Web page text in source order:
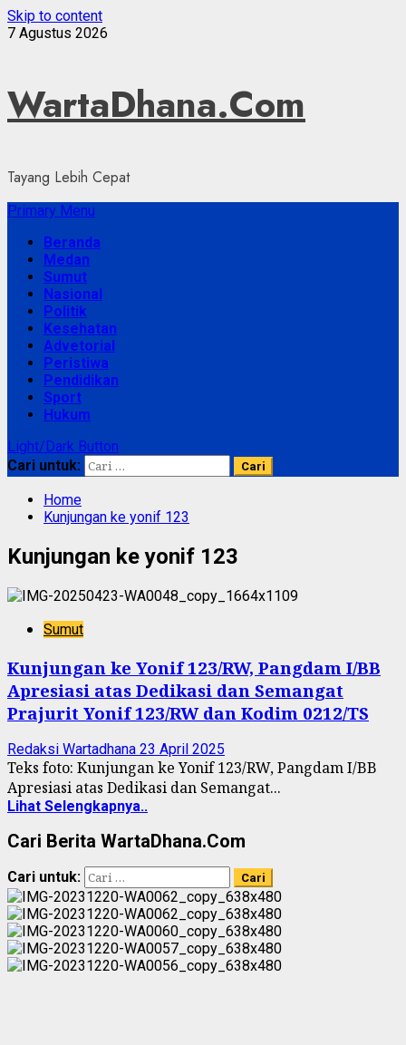
Skip to content
7 Agustus 2026
WartaDhana.Com
Tayang Lebih Cepat
Primary Menu
Beranda
Medan
Sumut
Nasional
Politik
Kesehatan
Advetorial
Peristiwa
Pendidikan
Sport
Hukum
Light/Dark Button
Cari untuk:
Home
Kunjungan ke yonif 123
Kunjungan ke yonif 123
Sumut
Kunjungan ke Yonif 123/RW, Pangdam I/BB
Apresiasi atas Dedikasi dan Semangat
Prajurit Yonif 123/RW dan Kodim 0212/TS
Redaksi Wartadhana 23 April 2025
Teks foto: Kunjungan ke Yonif 123/RW, Pangdam I/BB
Apresiasi atas Dedikasi dan Semangat...
Lihat Selengkapnya..
Cari Berita WartaDhana.Com
Cari untuk: